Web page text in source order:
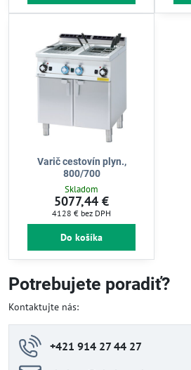
Varič cestovín plyn.,
800/700
Skladom
5077,44 €
4128 € bez DPH
Do košíka
Potrebujete poradiť?
Kontaktujte nás:
+421 914 27 44 27